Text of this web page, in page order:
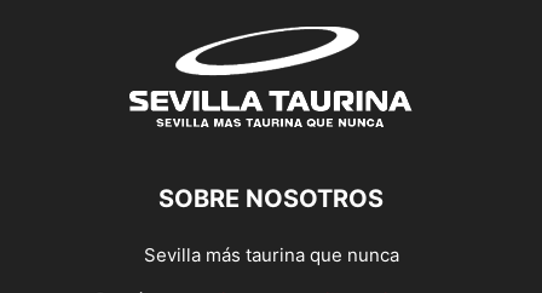
SOBRE NOSOTROS
Sevilla más taurina que nunca